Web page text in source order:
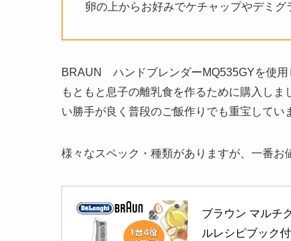
卵の上からお好みでケチャップやデミ
BRAUN ハンドブレンダーMQ535GYを使用
もともと息子の離乳食を作るために購入し
い勝手が良く普段のご飯作りでも重宝してい
様々なスペック・種類がありますが、一番お
ブラウン マルチ
ルレシピブック